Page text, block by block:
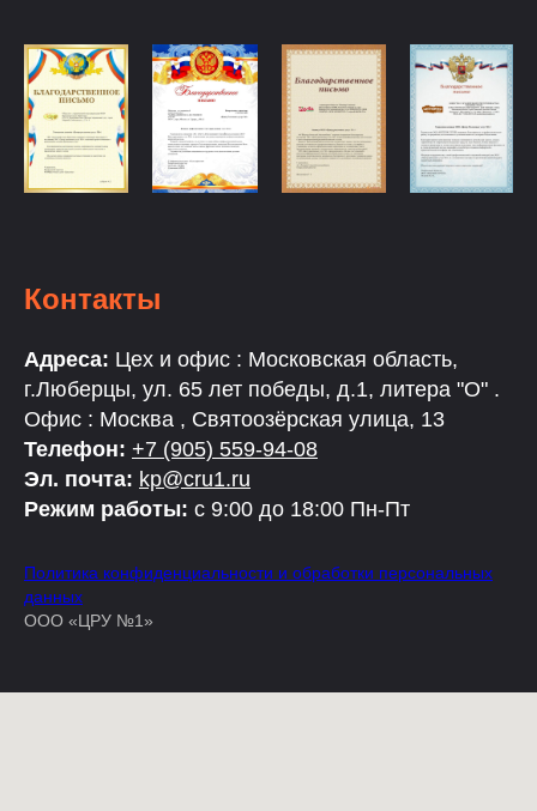
Контакты
Адреса: Цех и офис : Московская область,
г.Люберцы, ул. 65 лет победы, д.1, литера "О" .
Офис : Москва , Святоозёрская улица, 13
Телефон: +7 (905) 559-94-08
Эл. почта: kp@cru1.ru
Режим работы: с 9:00 до 18:00 Пн-Пт
Политика конфиденциальности и обработки персональных
данных
ООО «ЦРУ №1»